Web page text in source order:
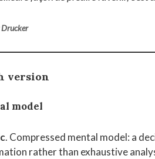
Drucker
version
model
. Compressed mental model: a
rather than exhaustive